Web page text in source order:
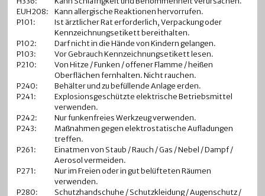
EUH208:
Kann allergische Reaktionen hervorrufen.
P101:
Ist ärztlicher Rat erforderlich, Verpackung oder
Kennzeichnungsetikett bereithalten.
P102:
Darf nicht in die Hände von Kindern gelangen.
P103:
Vor Gebrauch Kennzeichnungsetikett lesen.
P210:
Von Hitze / Funken / offener Flamme / heißen
Oberflächen fernhalten. Nicht rauchen.
P240:
Behälter und zu befüllende Anlage erden.
P241:
Explosionsgeschützte elektrische Betriebsmittel
verwenden.
P242:
Nur funkenfreies Werkzeug verwenden.
P243:
Maßnahmen gegen elektrostatische Aufladungen
treffen.
P261:
Einatmen von Staub / Rauch / Gas / ­Nebel / Dampf /
Aerosol vermeiden.
P271:
Nur im Freien oder in gut belüfteten Räumen
verwenden.
P280:
Schutzhandschuhe / Schutzkleidung / Augenschutz /